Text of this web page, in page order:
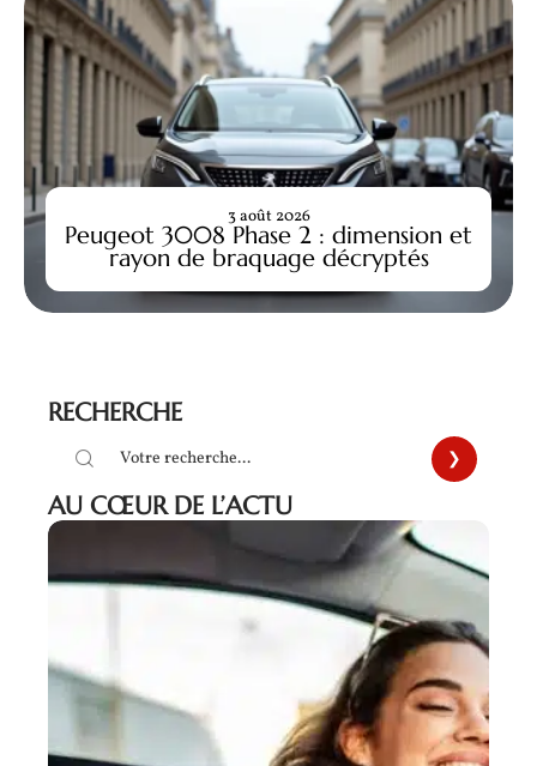
Peugeot 3008 Phase 2 : dimension et
rayon de braquage décryptés
3 août 2026
RECHERCHE
AU CŒUR DE L’ACTU